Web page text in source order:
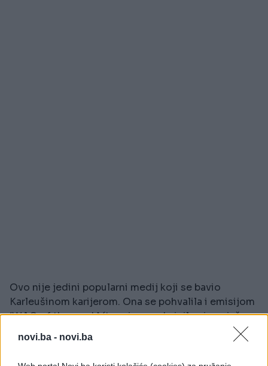
novi.ba - novi.ba
Ovo nije jedini popularni medij koji se bavio
Karleušinom karijerom. Ona se pohvalila i emisijom
‘WAG of the week’ (termin za seksipilne i uspješne
djevojke i žene poznatih muškaraca).